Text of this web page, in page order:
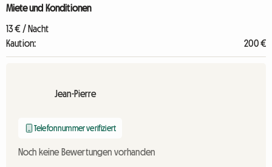
Miete und Konditionen
13 € / Nacht
Kaution:
200 €
Jean-Pierre
Telefonnummer verifiziert
Noch keine Bewertungen vorhanden